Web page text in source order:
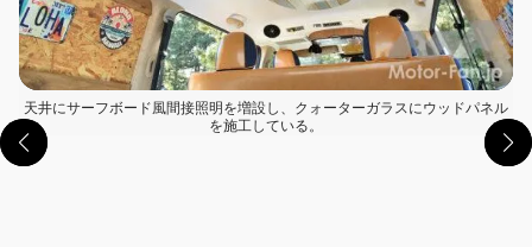
天井にサーフボード風間接照明を増設し、クォーターガラスにウッドパネル
を施工している。